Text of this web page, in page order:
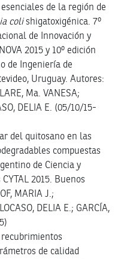
de la región de
colishigatoxigénica. 7º
de Innovación y
2015 y 10º edición
de Ingeniería de
Uruguay. Autores:
Ma. VANESA;
DELIA E. (05/10/15-
del quitosano en las
compuestas
de Ciencia y
2015. Buenos
MARIA J.;
DELIA E.; GARCÍA,
de calidad